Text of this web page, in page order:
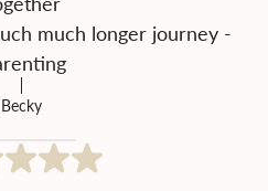
much longer journey -
Becky